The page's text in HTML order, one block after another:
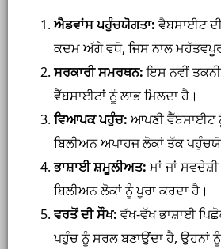
ਐਡਵਾਂਸ ਪਹੁੰਚਯੋਗਤਾ: ਵੈਬਸਾਈਟ
ਕਦਮ ਅੱਗੇ ਵਧੋ, ਜਿਸ ਨਾਲ
ਸਰਕਾਰੀ ਸਮਰਥਨ:ਇਸ ਨਵੀਂ
ਵੈੱਬਸਾਈਟਾਂ ਨੂੰ ਲਾਭ ਮਿਲਦਾ ਹੈ।
ਵਿਆਪਕ ਪਹੁੰਚ: ਆਪਣੀ ਵੈੱਬਸਾਈਟ
ਬਿਲੀਅਨ ਅਪਾਹਜ ਲੋਕਾਂ ਤੱਕ
ਭਾਸ਼ਾਈ ਸ਼ਮੂਲੀਅਤ: ਮਾਂ ਜਾਂ
ਬਿਲੀਅਨ ਲੋਕਾਂ ਨੂੰ ਪੂਰਾ ਕਰਦਾ ਹੈ।
ਵਰਤੋਂ ਦੀ ਸੌਖ: ਵੱਖ-ਵੱਖ ਭਾਸ਼ਾਈ
ਪਹੁੰਚ ਨੂੰ ਸਰਲ ਬਣਾਉਂਦਾ ਹੈ, ਉਹਨਾਂ